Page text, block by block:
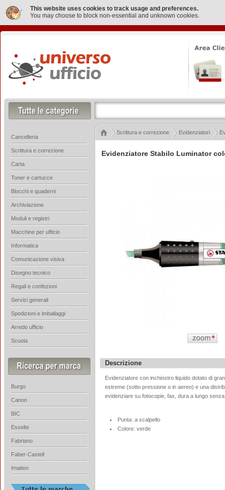
This website uses cookies to track usage and preferences.
You may choose to block non-essential and unknown cookies.
Evidenziatore Stabilo Luminator
Descrizione
Evidenziatore con inchiostro liquido dotato di
estreme (sotto pressione o in aereo) e una
evidenziare su fotocopie, fax, dura a lungo
Punta: a scalpello
Colore: verde
Scrittura e correzione Evidenziatori
Cancelleria
Scrittura e correzione
Carta
Toner e cartucce
Blocchi e quaderni
Archiviazione
Moduli e registri
Macchine per ufficio
Informatica
Comunicazione visiva
Disegno tecnico
Regali e confezioni
Servizi generali
Spedizioni e imballaggi
Arredo ufficio
Scuola
Burgo
Canon
BIC
Esselte
Fabriano
Faber-Castell
Imation